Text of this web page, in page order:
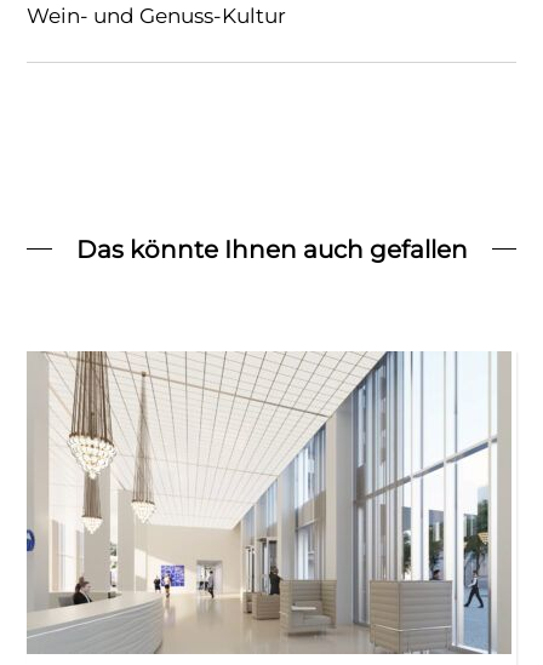
Wein- und Genuss-Kultur
Das könnte Ihnen auch gefallen